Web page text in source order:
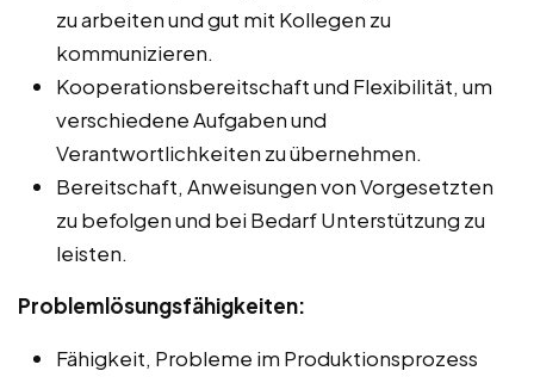
zu arbeiten und gut mit Kollegen zu
kommunizieren.
Kooperationsbereitschaft und Flexibilität, um
verschiedene Aufgaben und
Verantwortlichkeiten zu übernehmen.
Bereitschaft, Anweisungen von Vorgesetzten
zu befolgen und bei Bedarf Unterstützung zu
leisten.
Problemlösungsfähigkeiten:
Fähigkeit, Probleme im Produktionsprozess